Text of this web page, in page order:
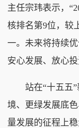
主任宗玮表示，
核排名第9位，较
一。未来将持续
安心发展、放心
站在“十五五”
境、更绿发展底
量发展的征程上